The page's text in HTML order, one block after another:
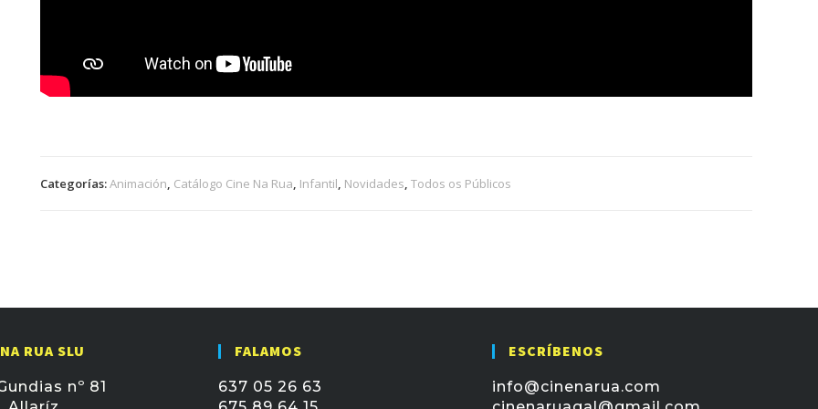
Categorías:Animación, Catálogo Cine Na Rua, Infantil, Novidades, Todos os Públicos
RUA SLU
nº 81
FALAMOS
637 05 26 63
ESCRÍBENOS
info@cinenarua.com